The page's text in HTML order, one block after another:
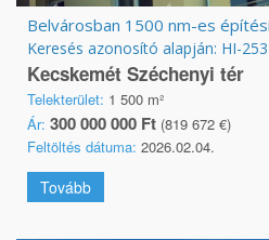
Belvárosban 1500 nm-es
Keresés azonosító alapján: HI-
Kecskemét Széchenyi tér
Telekterület: 1 500 m²
Ár: 300 000 000 Ft (819 672 €)
Feltöltés dátuma: 2026.02.04.
Tovább